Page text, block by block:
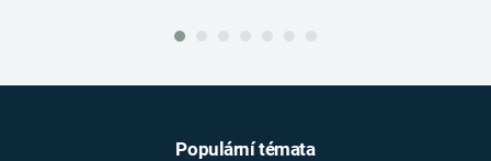
Populární témata